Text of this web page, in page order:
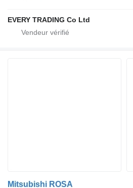
EVERY TRADING Co Ltd
Mitsubishi ROSA